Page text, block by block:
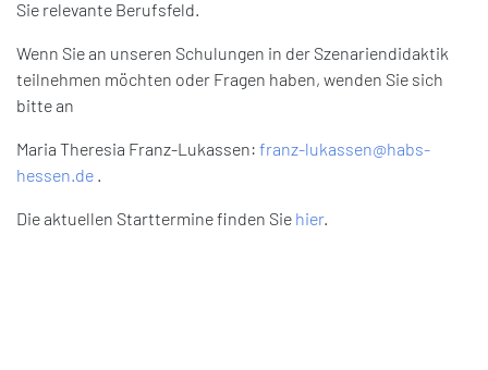
Sie relevante Berufsfeld.
Wenn Sie an unseren Schulungen in der Szenariendidaktik
teilnehmen möchten oder Fragen haben, wenden Sie sich
bitte an
Maria Theresia Franz-Lukassen: franz-lukassen@habs-
hessen.de .
Die aktuellen Starttermine finden Sie hier.